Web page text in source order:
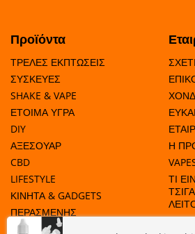
Προϊόντα
ΤΡΕΛΕΣ ΕΚΠΤΩΣΕΙΣ
ΣΥΣΚΕΥΕΣ
SHAKE & VAPE
ΕΤΟΙΜΑ ΥΓΡΑ
DIY
ΑΞΕΣΟΥΑΡ
CBD
LIFESTYLE
ΚΙΝΗΤΑ & GADGETS
ΠΕΡΑΣΜΕΝΗΣ
ΗΜΕΡΟΜΗΝΙΑΣ
Η
ΤΙ